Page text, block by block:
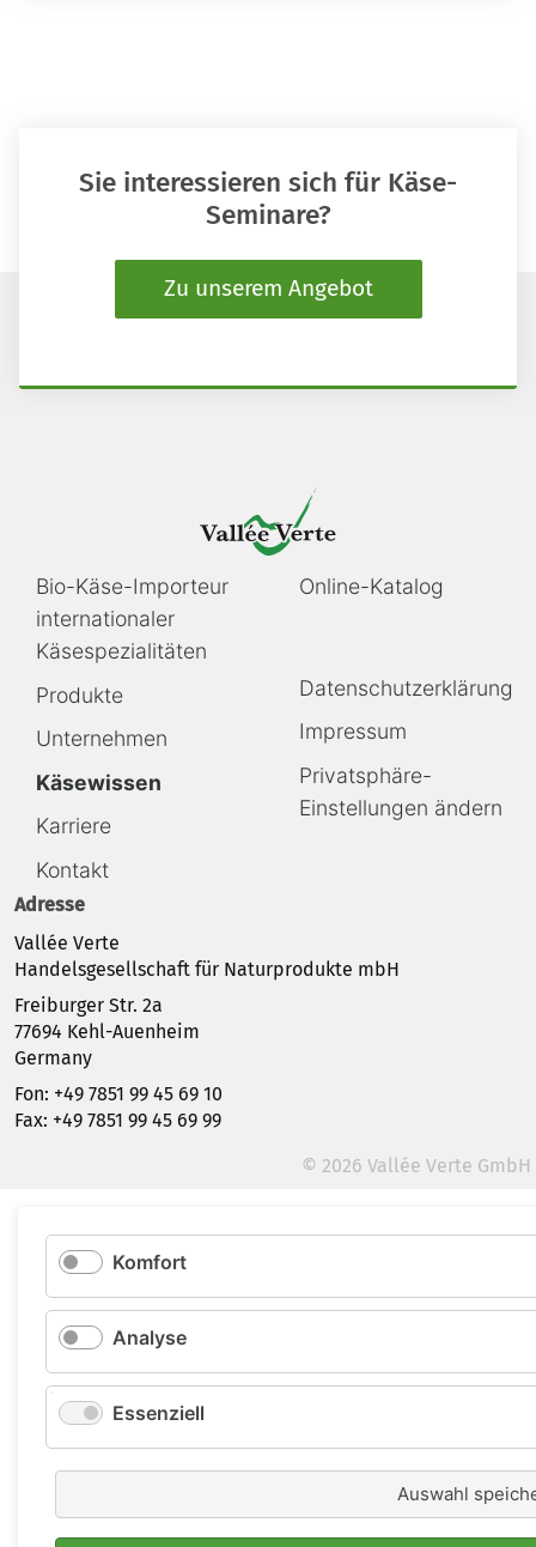
Sie interessieren sich für Käse-
Seminare?
Zu unserem Angebot
Navigation
überspringen
Bio-Käse-Importeur
internationaler
Käsespezialitäten
Produkte
Unternehmen
Käsewissen
Karriere
Kontakt
Navigation
Online-Katalog
Navigation
überspringen
Datenschutzerklärung
Impressum
Privatsphäre-
Einstellungen ändern
Adresse
Vallée Verte
Handelsgesellschaft für Naturprodukte mbH
Freiburger Str. 2a
77694 Kehl-Auenheim
Germany
Fon: +49 7851 99 45 69 10
Fax: +49 7851 99 45 69 99
© 2026 Vallée Verte GmbH
Komfort
Analyse
Essenziell
Auswahl